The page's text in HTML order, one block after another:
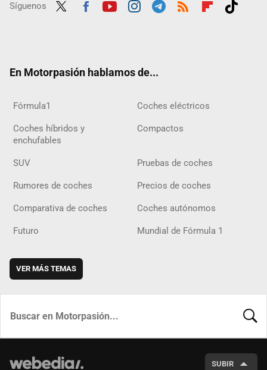
Síguenos
En Motorpasión hablamos de...
Fórmula1 Coches eléctricos
Coches híbridos y
enchufables
Compactos
SUV Pruebas de coches
Rumores de coches Precios de coches
Comparativa de coches Coches autónomos
Futuro Mundial de Fórmula 1
VER MÁS TEMAS
SUBIR